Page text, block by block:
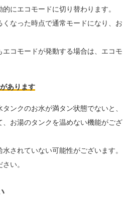
にエコモードに切り替わります。
なった時点で通常モードになり、お
コモードが発動する場合は、エコモ
あります
ンクのお水が満タン状態でないと、
、お湯のタンクを温めない機能がござ
されていない可能性がございます。
い。